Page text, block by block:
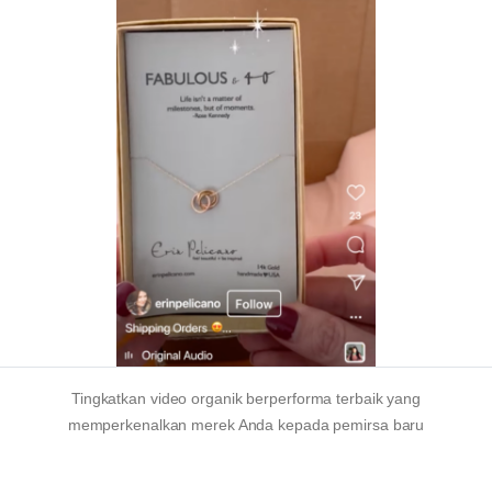
Tingkatkan video organik berperforma terbaik yang
memperkenalkan merek Anda kepada pemirsa baru